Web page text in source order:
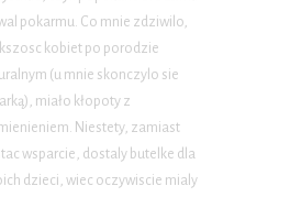
pokarmu. Co mnie zdziwilo,
kobiet po porodzie
(u mnie skonczylo sie
miało kłopoty z
Niestety, zamiast
wsparcie, dostaly butelke dla
dzieci, wiec oczywiscie mialy